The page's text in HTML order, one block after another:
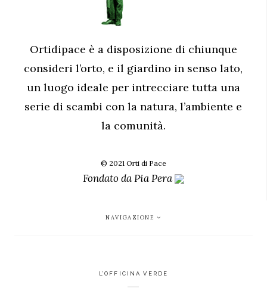
Ortidipace è a disposizione di chiunque
consideri l’orto, e il giardino in senso lato,
un luogo ideale per intrecciare tutta una
serie di scambi con la natura, l’ambiente e
la comunità.
© 2021 Orti di Pace
Fondato daPia Pera
NAVIGAZIONE
L’OFFICINA VERDE